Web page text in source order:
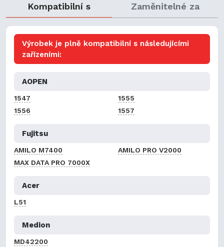
Kompatibilní s Zaměnitelné za
Výrobek je plně kompatibilní s následujícími
zařízeními:
AOPEN
1547
1555
1556
1557
Fujitsu
AMILO M7400
AMILO PRO V2000
MAX DATA PRO 7000X
Acer
L51
Medion
MD42200